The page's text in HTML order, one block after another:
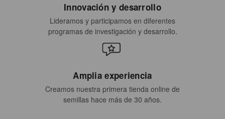
Innovación y desarrollo
Lideramos y participamos en diferentes
programas de investigación y desarrollo.
Amplia experiencia
Creamos nuestra primera tienda online de
semillas hace más de 30 años.